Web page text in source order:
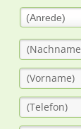
(Anrede)